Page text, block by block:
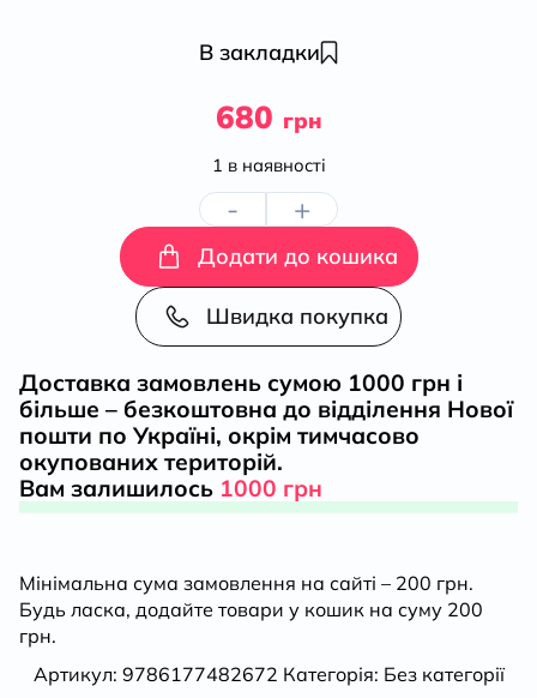
В закладки
680 грн
1 в наявності
-
«Гріхи
молодості».
Паризький
період
Олександра
Мурашка
+
Додати до кошика
Швидка покупка
Доставка замовлень сумою 1000 грн і
більше – безкоштовна до відділення Нової
пошти по Україні, окрім тимчасово
окупованих територій.
Вам залишилось 1000 грн
Мінімальна сума замовлення на сайті – 200 грн.
Будь ласка, додайте товари у кошик на суму 200
грн.
Артикул: 9786177482672 Категорія: Без категорії